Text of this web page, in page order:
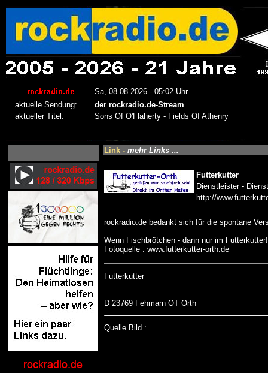
Link - mehr Links ...
Futterkutter
Dienstleister -
http://
rockradio.de bedankt sich für die spontane
Wenn Fischbrötchen - dann nur im
Fotoquelle : www.futterkutter-orth.de
Futterkutter
D 23769 Fehmarn OT Orth
Quelle Bild :